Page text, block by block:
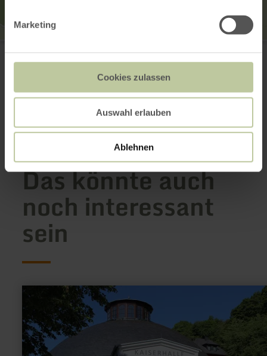
Marketing
Cookies zulassen
Auswahl erlauben
Ablehnen
GPS-Koordinaten N50°23.297' E007°24.138'
56645 Nickenich
Anreise planen
in Karte anzeigen
Das könnte auch
noch interessant
sein
mehr
zu:
Kaiserhalle
Burgbrohl